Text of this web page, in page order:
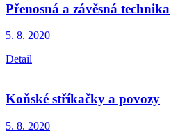
Přenosná a závěsná technika
5. 8. 2020
Detail
Koňské stříkačky a povozy
5. 8. 2020